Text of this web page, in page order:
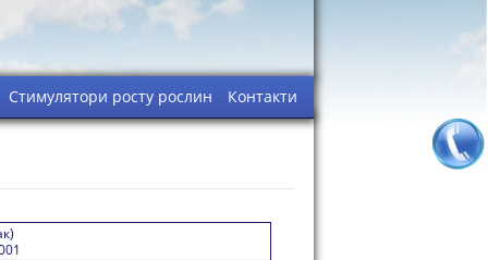
Стимулятори росту рослин Контакти